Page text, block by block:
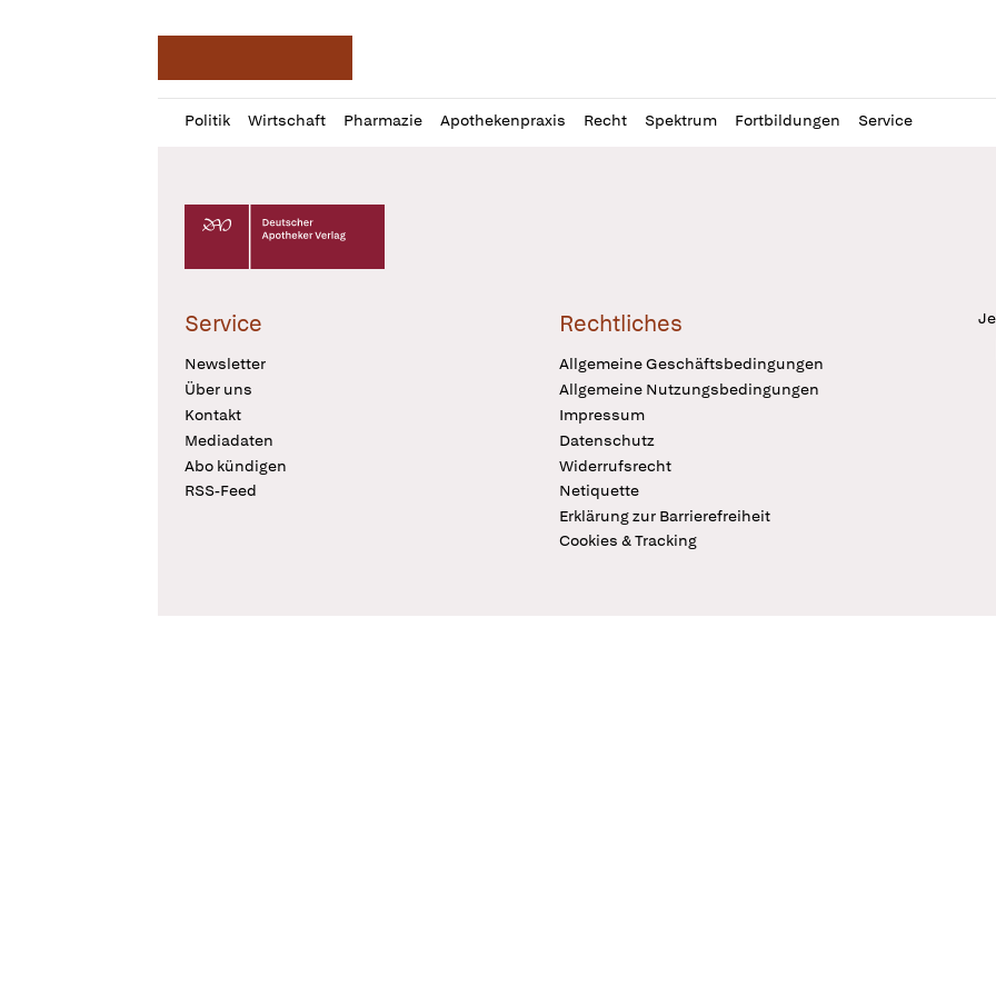
Politik Wirtschaft Pharmazie Apothekenpraxis Recht Spektrum Fortbildungen Service
Profil
öffnen
Daz
Pur
Deutscher Apotheker Verlag Logo
Service
Newsletter
Über uns
Kontakt
Mediadaten
Abo kündigen
RSS-Feed
Rechtliches
Allgemeine Geschäftsbedingungen
Allgemeine Nutzungsbedingungen
Impressum
Datenschutz
Widerrufsrecht
Netiquette
Erklärung zur Barrierefreiheit
Cookies & Tracking